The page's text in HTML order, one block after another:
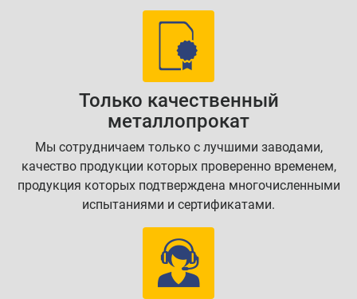
Только качественный
металлопрокат
Мы сотрудничаем только с лучшими заводами,
качество продукции которых проверенно временем,
продукция которых подтверждена многочисленными
испытаниями и сертификатами.